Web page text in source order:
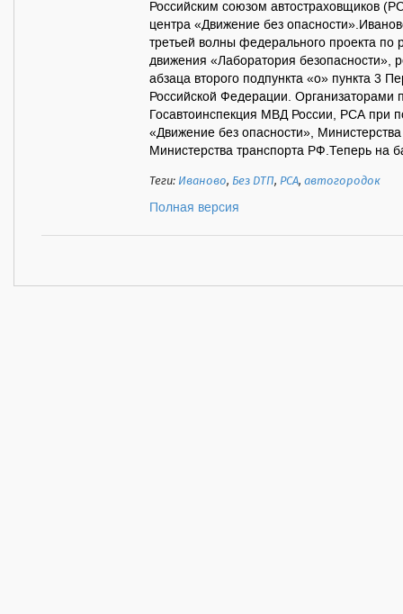
Российским союзом автостраховщиков
центра «Движение без
третьей волны федерального проекта по
движения «Лаборатория безопасности»,
абзаца второго подпункта «о» пункта 3
Российской Федерации. Организаторами
Госавтоинспекция МВД России, РСА при
«Движение без опасности»,
Министерства транспорта РФ.Теперь на
Теги:Иваново, Без ДТП, РСА,автогородок
Полная версия